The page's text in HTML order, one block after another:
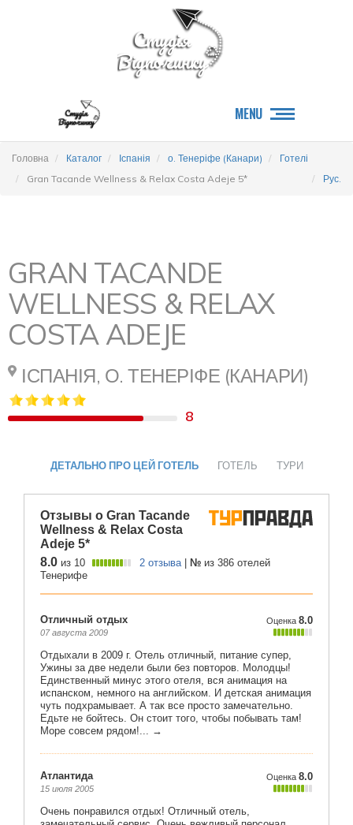
MENU
Головна Каталог Іспанія о. Тенеріфе (Канари)
Готелі
Gran Tacande Wellness & Relax Costa Adeje 5*
Рус.
GRAN TACANDE
WELLNESS & RELAX
COSTA ADEJE
ІСПАНІЯ, О. ТЕНЕРІФЕ (КАНАРИ)
8
ДЕТАЛЬНО ПРО ЦЕЙ ГОТЕЛЬ ГОТЕЛЬ ТУРИ